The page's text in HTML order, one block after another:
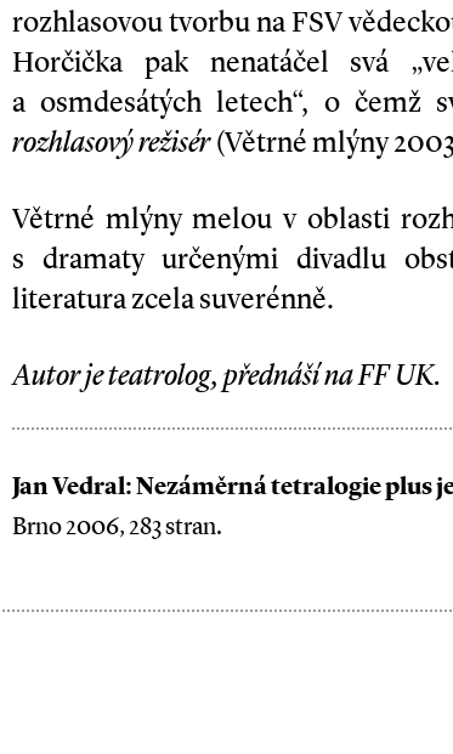
rozhlasovou tvorbu na FSV
Horčička pak nenatáčel svá
a osmdesátých letech“, o čemž
rozhlasový režisér(Větrné mlýny
Větrné mlýny melou v oblasti
s dramaty určenými divadlu
literatura zcela suve­rénně.
Autor je teatrolog, přednáší na FF UK.
Jan Vedral: Nezáměrná tetralogie plus
Brno 2006, 283 stran.